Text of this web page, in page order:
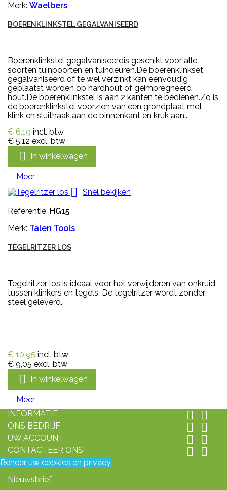
Merk: Waelbers
BOERENKLINKSTEL GEGALVANISEERD
Boerenklinkstel gegalvaniseerdis geschikt voor alle
soorten tuinpoorten en tuindeuren.De boerenklinkset
gegalvaniseerd of te wel verzinkt kan eenvoudig
geplaatst worden op hardhout of geimpregneerd
hout.De boerenklinkstel is aan 2 kanten te bedienen.Zo is
de boerenklinkstel voorzien van een grondplaat met
klink en sluithaak aan de binnenkant en kruk aan...
€ 6,19 incl. btw
€ 5,12 excl. btw
 In winkelwagen
Meer

Snel bekijken
Referentie: HG15
Merk: Talen Tools
TEGELRITZER LOS
Tegelritzer los is ideaal voor het verwijderen van onkruid
tussen klinkers en tegels. De tegelritzer wordt zonder
steel geleverd.
€ 10,95 incl. btw
€ 9,05 excl. btw
 In winkelwagen
Meer
INFORMATIE
 
ONS BEDRIJF  
UW ACCOUNT  
CONTACTEER ONS  
Beheer uw cookies en privacy
Nieuwsbrief